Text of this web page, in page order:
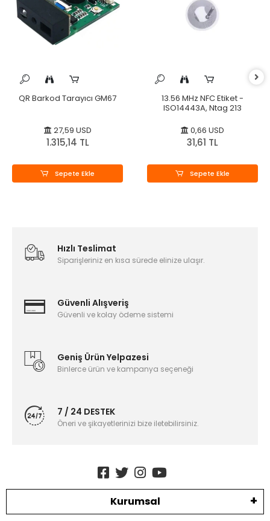
QR Barkod Tarayıcı GM67
27,59 USD
1.315,14 TL
Sepete Ekle
13.56 MHz NFC Etiket -
ISO14443A, Ntag 213
0,66 USD
31,61 TL
Sepete Ekle
Hızlı Teslimat
Siparişleriniz en kısa sürede elinize ulaşır.
Güvenli Alışveriş
Güvenli ve kolay ödeme sistemi
Geniş Ürün Yelpazesi
Binlerce ürün ve kampanya seçeneği
7 / 24 DESTEK
Öneri ve şikayetlerinizi bize iletebilirsiniz.
Kurumsal